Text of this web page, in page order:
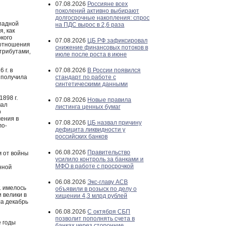
как
г. в
г.
в
от войны
имелось
велики в
декабрь
годы
07.08.2026 Россияне всех
поколений активно выбирают
долгосрочные накопления: спрос
на ПДС вырос в 2,6 раза
07.08.2026 ЦБ РФ зафиксировал
снижение финансовых потоков в
июле после роста в июне
07.08.2026 В России появился
стандарт по работе с
синтетическими данными
07.08.2026 Новые правила
листинга ценных бумаг
07.08.2026 ЦБ назвал причину
дефицита ликвидности у
российских банков
06.08.2026 Правительство
усилило контроль за банками и
МФО в работе с просрочкой
06.08.2026 Экс-главу АСВ
объявили в розыск по делу о
хищении 4,3 млрд рублей
06.08.2026 С октября СБП
позволит пополнять счета в